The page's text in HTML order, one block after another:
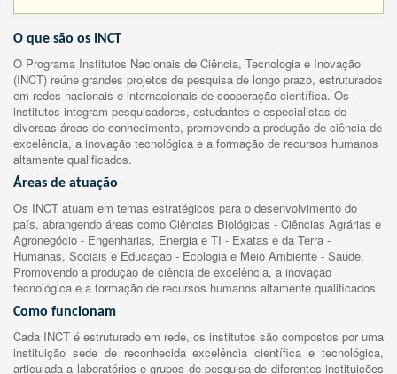
O que são os INCT
O Programa Institutos Nacionais de Ciência, Tecnologia e Inovação
(INCT) reúne grandes projetos de pesquisa de longo prazo, estruturados
em redes nacionais e internacionais de cooperação científica. Os
institutos integram pesquisadores, estudantes e especialistas de
diversas áreas de conhecimento, promovendo a produção de ciência de
excelência, a inovação tecnológica e a formação de recursos humanos
altamente qualificados.
Áreas de atuação
Os INCT atuam em temas estratégicos para o desenvolvimento do
país, abrangendo áreas como Ciências Biológicas - Ciências Agrárias e
Agronegócio - Engenharias, Energia e TI - Exatas e da Terra -
Humanas, Sociais e Educação - Ecologia e Meio Ambiente - Saúde.
Promovendo a produção de ciência de excelência, a inovação
tecnológica e a formação de recursos humanos altamente qualificados.
Como funcionam
Cada INCT é estruturado em rede, os institutos são compostos por uma
instituição sede de reconhecida excelência científica e tecnológica,
articulada a laboratórios e grupos de pesquisa de diferentes instituições